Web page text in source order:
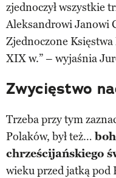
zjednoczył wszystkie
Aleksandrowi Janowi
Zjednoczone Księstwa
XIX w.” – wyjaśnia
Zwycięstwo
Trzeba przy tym
Polaków, był też…
chrześcijańskiego
wieku przed jatką pod